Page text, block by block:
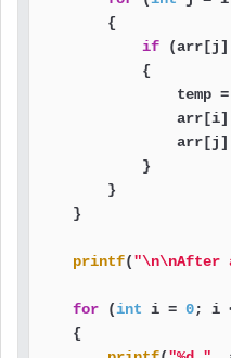
        {
if (arr[j]
            {
temp
            }
        }
    }
printf("\n\nAfter
for (int i = 0; i
    {